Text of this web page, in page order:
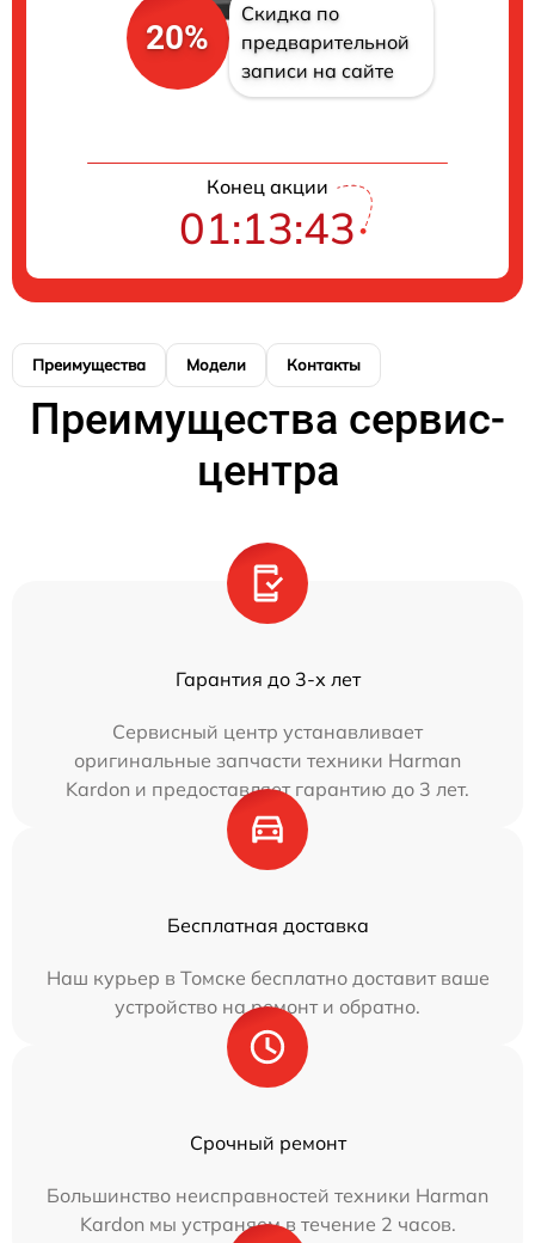
20%
Скидка по
предварительной
записи на сайте
Конец акции
01:13:43
Преимущества Модели Контакты
Преимущества сервис-
центра
Гарантия до 3-х лет
Сервисный центр устанавливает
оригинальные запчасти техники Harman
Kardon и предоставляет гарантию до 3 лет.
Бесплатная доставка
Наш курьер в Томске бесплатно доставит ваше
устройство на ремонт и обратно.
Срочный ремонт
Большинство неисправностей техники Harman
Kardon мы устраняем в течение 2 часов.